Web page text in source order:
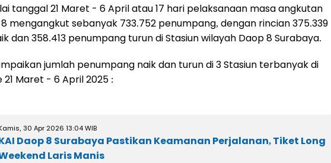
tanggal 21 Maret - 6 April atau 17 hari pelaksanaan masa angkutan
mengangkut sebanyak 733.752 penumpang, dengan rincian 375.339
dan 358.413 penumpang turun di Stasiun wilayah Daop 8 Surabaya.
jumlah penumpang naik dan turun di 3 Stasiun terbanyak di
Maret - 6 April 2025 :
30 Apr 2026 13:04 WIB
Daop 8 Surabaya Pastikan Keamanan Perjalanan, Tiket Long
Laris Manis